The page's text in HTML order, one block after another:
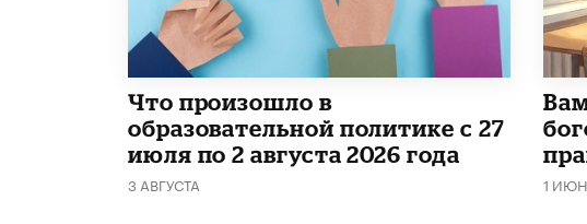
​Что произошло в
образовательной политике с 27
июля по 2 августа 2026 года
3 АВГУСТА 1